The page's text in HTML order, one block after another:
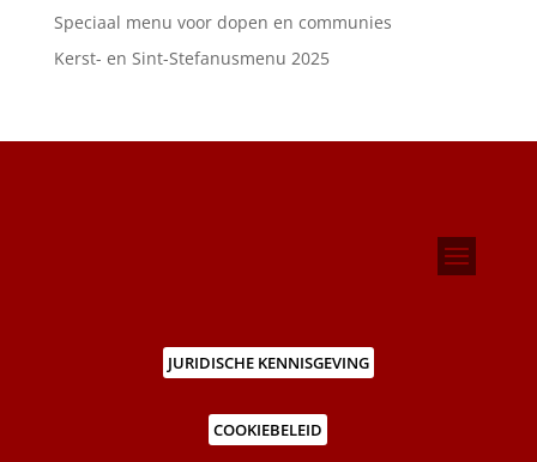
Speciaal menu voor dopen en communies
Kerst- en Sint-Stefanusmenu 2025
JURIDISCHE KENNISGEVING
COOKIEBELEID